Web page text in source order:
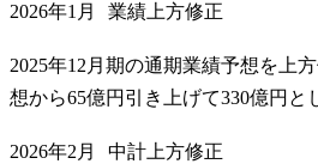
2026年1月 業績上方修正
2025年12月期の通期業績予想を上
想から65億円引き上げて330億円と
2026年2月 中計上方修正